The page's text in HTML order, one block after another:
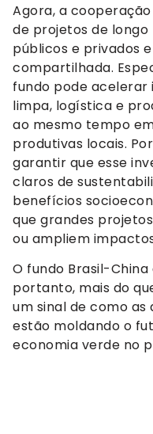
Agora, a
de projetos de
públicos e privados
compartilhada.
fundo pode
limpa, logística e
ao mesmo tempo
produtivas locais.
garantir que esse
claros de
benefícios
que grandes
ou ampliem
O fundo Brasil-China
portanto, mais do
um sinal de como
estão moldando o
economia verde no